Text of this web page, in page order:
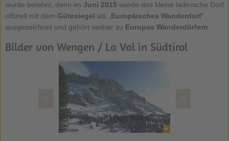
wurde belohnt, denn im Juni 2015 wurde das kleine ladinische Dorf
offiziell mit dem Gütesiegel als „Europäisches Wanderdorf“
ausgezeichnet und gehört seither zu Europas Wanderdörfern.
Bilder von Wengen / La Val in Südtirol